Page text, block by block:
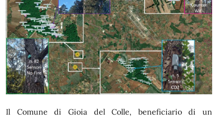
Il Comune di Gioia del Colle, beneficiario di un